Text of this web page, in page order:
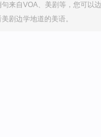
句来自VOA、美剧等，您可以边
美剧边学地道的美语。